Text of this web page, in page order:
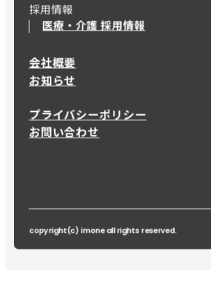
採用情報
医療・介護 採用情報
会社概要
お知らせ
プライバシーポリシー
お問い合わせ
copyright(c) imone all rights reserved.